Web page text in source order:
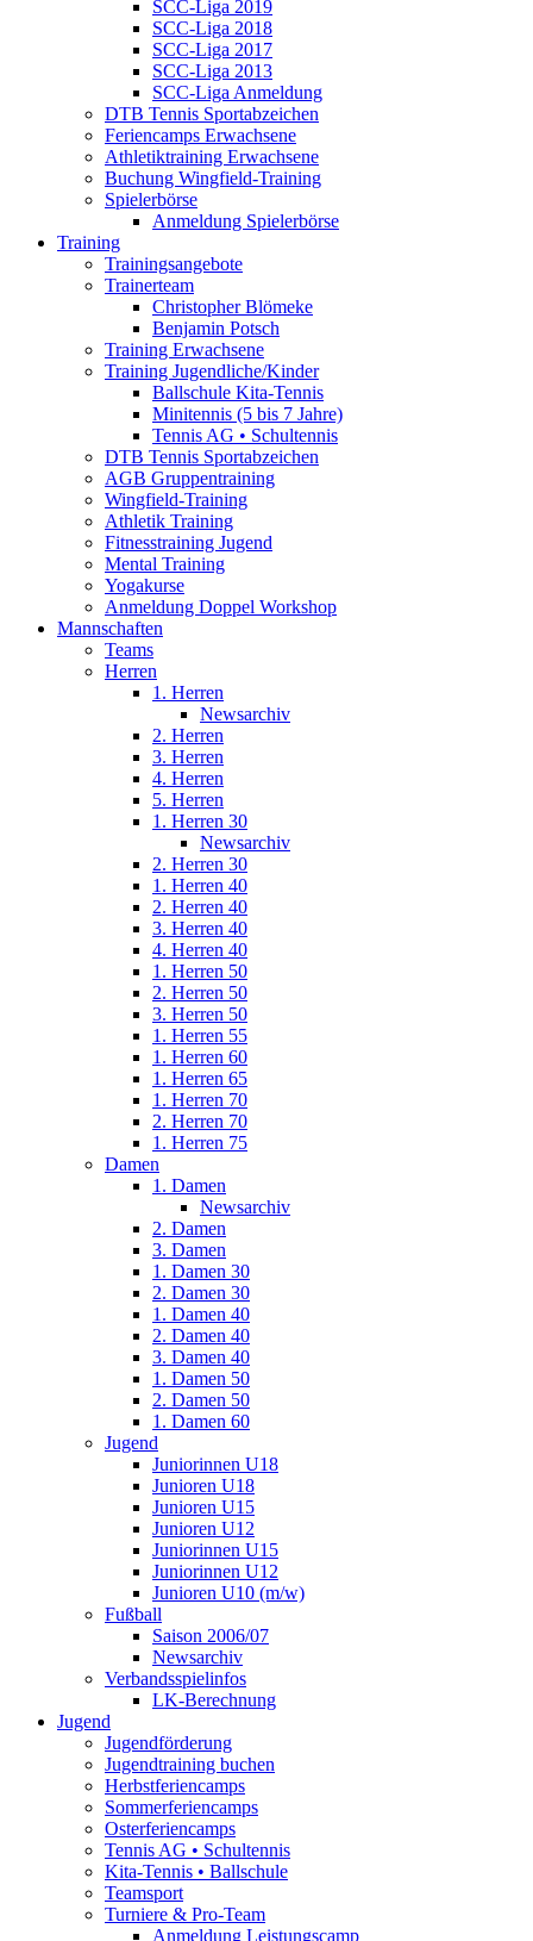
SCC-Liga 2019
SCC-Liga 2018
SCC-Liga 2017
SCC-Liga 2013
SCC-Liga Anmeldung
DTB Tennis Sportabzeichen
Feriencamps Erwachsene
Athletiktraining Erwachsene
Buchung Wingfield-Training
Spielerbörse
Anmeldung Spielerbörse
Training
Trainingsangebote
Trainerteam
Christopher Blömeke
Benjamin Potsch
Training Erwachsene
Training Jugendliche/Kinder
Ballschule Kita-Tennis
Minitennis (5 bis 7 Jahre)
Tennis AG • Schultennis
DTB Tennis Sportabzeichen
AGB Gruppentraining
Wingfield-Training
Athletik Training
Fitnesstraining Jugend
Mental Training
Yogakurse
Anmeldung Doppel Workshop
Mannschaften
Teams
Herren
1. Herren
Newsarchiv
2. Herren
3. Herren
4. Herren
5. Herren
1. Herren 30
Newsarchiv
2. Herren 30
1. Herren 40
2. Herren 40
3. Herren 40
4. Herren 40
1. Herren 50
2. Herren 50
3. Herren 50
1. Herren 55
1. Herren 60
1. Herren 65
1. Herren 70
2. Herren 70
1. Herren 75
Damen
1. Damen
Newsarchiv
2. Damen
3. Damen
1. Damen 30
2. Damen 30
1. Damen 40
2. Damen 40
3. Damen 40
1. Damen 50
2. Damen 50
1. Damen 60
Jugend
Juniorinnen U18
Junioren U18
Junioren U15
Junioren U12
Juniorinnen U15
Juniorinnen U12
Junioren U10 (m/w)
Fußball
Saison 2006/07
Newsarchiv
Verbandsspielinfos
LK-Berechnung
Jugend
Jugendförderung
Jugendtraining buchen
Herbstferiencamps
Sommerferiencamps
Osterferiencamps
Tennis AG • Schultennis
Kita-Tennis • Ballschule
Teamsport
Turniere & Pro-Team
Anmeldung Leistungscamp